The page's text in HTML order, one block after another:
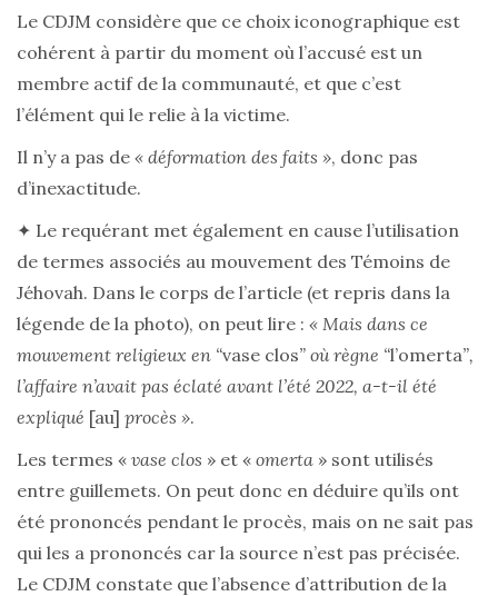
Le CDJM considère que ce choix iconographique est
cohérent à partir du moment où l’accusé est un
membre actif de la communauté, et que c’est
l’élément qui le relie à la victime.
Il n’y a pas de « déformation des faits », donc pas
d’inexactitude.
✦ Le requérant met également en cause l’utilisation
de termes associés au mouvement des Témoins de
Jéhovah. Dans le corps de l’article (et repris dans la
légende de la photo), on peut lire : « Mais dans ce
mouvement religieux en “vase clos” où règne “l’omerta”,
l’affaire n’avait pas éclaté avant l’été 2022, a-t-il été
expliqué [au] procès ».
Les termes « vase clos » et « omerta » sont utilisés
entre guillemets. On peut donc en déduire qu’ils ont
été prononcés pendant le procès, mais on ne sait pas
qui les a prononcés car la source n’est pas précisée.
Le CDJM constate que l’absence d’attribution de la